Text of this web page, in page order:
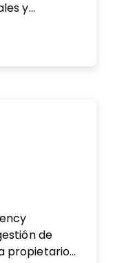
y
en
de
propietarios